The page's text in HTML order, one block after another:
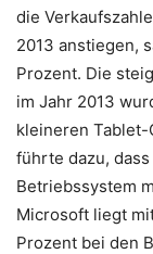
die
2013 anstiegen,
Prozent. Die
im Jahr 2013
kleineren Tablet-
führte dazu,
Betriebssystem
Microsoft liegt
Prozent bei den